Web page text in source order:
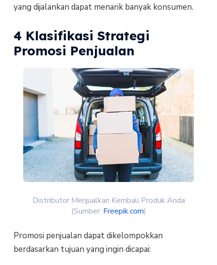
yang dijalankan dapat menarik banyak konsumen.
4 Klasifikasi Strategi
Promosi Penjualan
Distributor Menjualkan Kembali Produk Anda
(Sumber: Freepik.com)
Promosi penjualan dapat dikelompokkan
berdasarkan tujuan yang ingin dicapai: